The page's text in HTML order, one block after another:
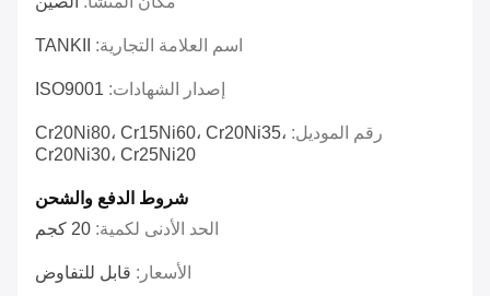
اسم العلامة التجارية: TANKII
إصدار الشهادات: ISO9001
رقم الموديل: Cr20Ni80، Cr15Ni60، Cr20Ni35،
Cr20Ni30، Cr25Ni20
شروط الدفع والشحن
الحد الأدنى لكمية: 20 كجم
الأسعار: قابل للتفاوض